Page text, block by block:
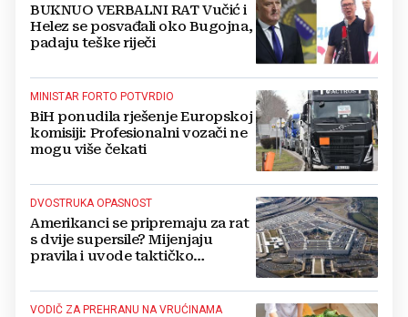
BUKNUO VERBALNI RAT Vučić i
Helez se posvađali oko Bugojna,
padaju teške riječi
MINISTAR FORTO POTVRDIO
BiH ponudila rješenje Europskoj
komisiji: Profesionalni vozači ne
mogu više čekati
DVOSTRUKA OPASNOST
Amerikanci se pripremaju za rat
s dvije supersile? Mijenjaju
pravila i uvode taktičko
VODIČ ZA PREHRANU NA VRUĆINAMA